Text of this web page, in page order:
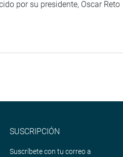
quebrada de Limón y desde
el momento una persona
en forma personal, en
por su presidente, Oscar Reto
SUSCRIPCIÓN
Suscríbete con tu correo a